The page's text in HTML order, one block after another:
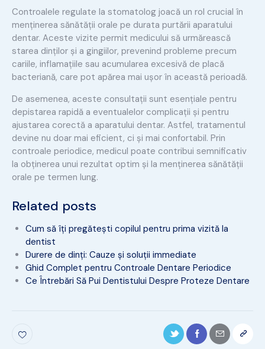
Controalele regulate la stomatolog joacă un rol crucial în
menținerea sănătății orale pe durata purtării aparatului
dentar. Aceste vizite permit medicului să urmărească
starea dinților și a gingiilor, prevenind probleme precum
cariile, inflamațiile sau acumularea excesivă de placă
bacteriană, care pot apărea mai ușor în această perioadă.
De asemenea, aceste consultații sunt esențiale pentru
depistarea rapidă a eventualelor complicații și pentru
ajustarea corectă a aparatului dentar. Astfel, tratamentul
devine nu doar mai eficient, ci și mai confortabil. Prin
controale periodice, medicul poate contribui semnificativ
la obținerea unui rezultat optim și la menținerea sănătății
orale pe termen lung.
Related posts
Cum să îți pregătești copilul pentru prima vizită la
dentist
Durere de dinți: Cauze și soluții immediate
Ghid Complet pentru Controale Dentare Periodice
Ce Întrebări Să Pui Dentistului Despre Proteze Dentare